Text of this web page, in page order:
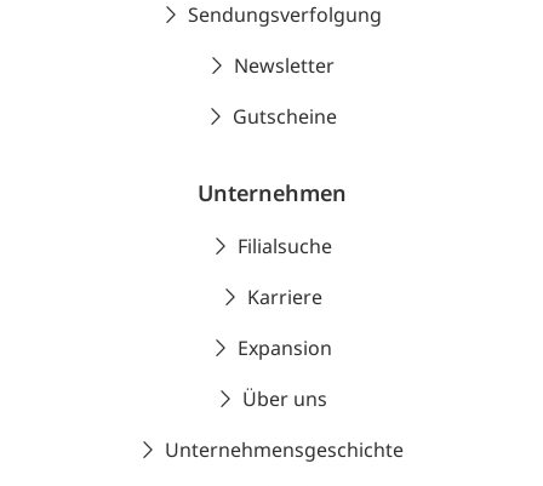
Sendungsverfolgung
Newsletter
Gutscheine
Unternehmen
Filialsuche
Karriere
Expansion
Über uns
Unternehmensgeschichte